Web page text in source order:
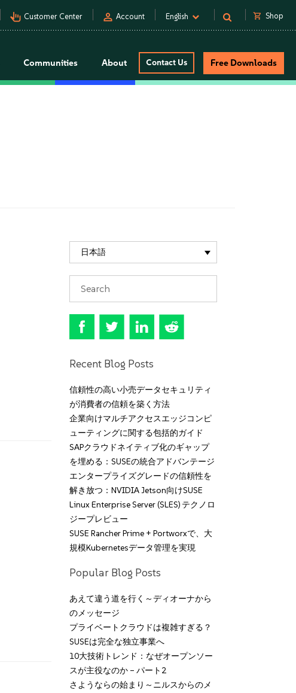
pan_tool_alt Customer Center person Account English shopping_cart Shop
Communities About Contact Us Free Downloads
日本語
Recent Blog Posts
信頼性の高い小売データセキュリティ
が消費者の信頼を築く方法
企業向けマルチアクセスエッジコンピ
ューティングに関する包括的ガイド
SAPクラウドネイティブ化のギャップ
を埋める：SUSEの統合アドバンテージ
エンタープライズグレードの信頼性を
解き放つ：NVIDIA Jetson向けSUSE
Linux Enterprise Server (SLES) テクノロ
ジープレビュー
SUSE Rancher Prime + Portworxで、大
規模Kubernetesデータ管理を実現
Popular Blog Posts
あえて違う道を行く～ディオーナから
のメッセージ
プライベートクラウドは複雑すぎる？
SUSEは完全な独立事業へ
10大技術トレンド：なぜオープンソー
スが主役なのか – パート2
さようならの始まり～ニルスからのメ